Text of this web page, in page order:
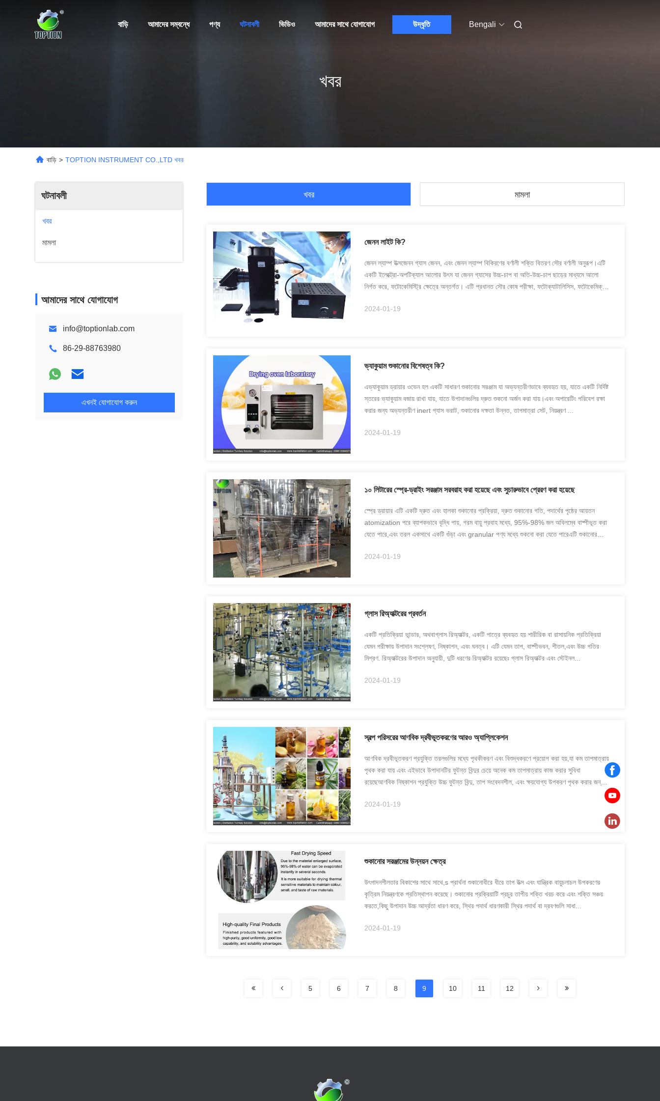
বাড়ি আমাদের সম্বন্ধে পণ্য ঘটনাবলী ভিডিও আমাদের সাথে যোগাযোগ উদ্ধৃতি Bengali
খবর
বাড়ি > TOPTION INSTRUMENT CO.,LTD খবর
ঘটনাবলী
খবর
মামলা
আমাদের সাথে যোগাযোগ
info@toptionlab.com
86-29-88763980
এখনই যোগাযোগ করুন
খবর মামলা
জেনন লাইট কি?
জেনন ল্যাম্প উত্সজেনন গ্যাস জেনন, এবং জেনন ল্যাম্প বিকিরণের বর্ণালী শক্তি বিতরণ সৌর বর্ণালী অনুরূপ।এটি
একটি ইলেক্ট্রো-অপটিক্যাল আলোর উৎস যা জেনন গ্যাসের উচ্চ-চাপ বা অতি-উচ্চ-চাপ ছাড়ের মাধ্যমে আলো
নির্গত করে, ফটোকেমিস্ট্রি ক্ষেত্রে অন্তর্গত। এটি প্রধানত সৌর কোষ পরীক্ষা, ফটোক্যাটালিসিস, ফটোকেমিক্যাল
2024-01-19
ভ্যাকুয়াম শুকানোর বিশেষত্ব কি?
এভ্যাকুয়াম ড্রায়ার ওভেন হল একটি সাধারণ শুকানোর সরঞ্জাম যা অভ্যন্তরীণভাবে ব্যবহৃত হয়, যাতে একটি নির্দিষ্ট
স্তরের ভ্যাকুয়াম বজায় রাখা যায়, যাতে উপাদানগুলির দ্রুত শুকনো অর্জন করা যায়।এবং অপারেটিং পরিবেশ রক্ষা
করার জন্য অভ্যন্তরীণ inert গ্যাস ভরাট, শুকানোর দক্ষতা উন্নত, তাপমাত্রা সেট, নিয়ন্ত্রণ ...
2024-01-19
১০ লিটারের স্প্রে-ড্রাইং সরঞ্জাম সরবরাহ করা হয়েছে এবং সুচারুভাবে প্রেরণ করা হয়েছে
স্প্রে ড্রায়ার এটি একটি দ্রুত এবং হালকা শুকানোর প্রক্রিয়া, দ্রুত শুকানোর গতি, পদার্থের পৃষ্ঠের আয়তন
atomization পরে ব্যাপকভাবে বৃদ্ধি পায়, গরম বায়ু প্রবাহ মধ্যে, 95%-98% জল অবিলম্বে বাষ্পীভূত করা
যেতে পারে,এবং তরল একসাথে একটি গুঁড়া এবং granular পণ্য মধ্যে শুকনো করা যেতে পারেএটি শুকানোর
2024-01-19
গ্লাস রিঅ্যাক্টরের প্রবর্তন
একটি প্রতিক্রিয়া ভান্ডার, অথবাগ্লাস রিঅ্যাক্টর, একটি পাত্রে ব্যবহৃত হয় শারীরিক বা রাসায়নিক প্রতিক্রিয়া
যেমন পরীক্ষায় উপাদান সংশ্লেষণ, নিষ্কাশন, এবং ঘনত্ব। এটি যেমন তাপ, বাষ্পীভবন, শীতল,এবং উচ্চ গতির
মিশ্রণ. রিঅ্যাক্টরের উপাদান অনুযায়ী, দুটি ধরণের রিঅ্যাক্টর রয়েছেঃ গ্লাস রিঅ্যাক্টর এবং স্টেইনল...
2024-01-19
স্বল্প পরিসরের আণবিক দ্রবীভূতকরণের আরও অ্যাপ্লিকেশন
আণবিক দ্রবীভূতকরণ প্রযুক্তি তরলগুলির মধ্যে পৃথকীকরণ এবং বিশুদ্ধকরণে প্রয়োগ করা হয়,যা কম তাপমাত্রায়
পৃথক করা যায় এবং এইভাবে উপাদানটির ফুটন্ত বিন্দুর চেয়ে অনেক কম তাপমাত্রায় কাজ করার সুবিধা
রয়েছেআণবিক নিষ্কাশন প্রযুক্তি উচ্চ ফুটন্ত বিন্দু, তাপ সংবেদনশীল, এবং ক্ষয়যোগ্য উপকরণ পৃথক করার জন্য
2024-01-19
শুকানোর সরঞ্জামের উন্নয়ন ক্ষেত্র
উৎপাদনশীলতার বিকাশের সাথে সাথে,s প্রার্থনা শুকানোধীরে ধীরে তাপ উত্স এবং যান্ত্রিক বায়ুচলাচল উপকরণের
কৃত্রিম নিয়ন্ত্রণকে প্রতিস্থাপন করেছে। শুকানোর প্রক্রিয়াটি প্রচুর তাপীয় শক্তি খরচ করে এবং শক্তি সঞ্চয়
করতে,কিছু উপাদান উচ্চ আর্দ্রতা ধারণ করে, স্থির পদার্থ ধারণকারী স্থির পদার্থ বা দ্রবণগুলি সাধা...
2024-01-19
5 6 7 8 9 10 11 12